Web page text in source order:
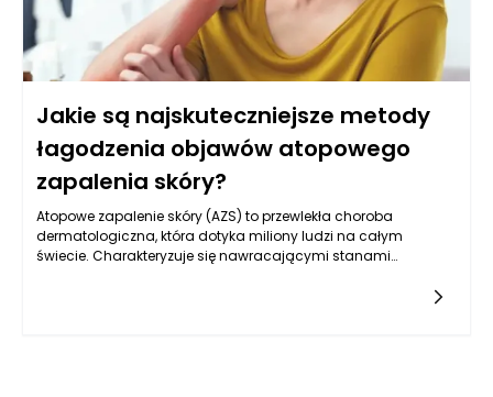
Jakie są najskuteczniejsze metody
łagodzenia objawów atopowego
zapalenia skóry?
Atopowe zapalenie skóry (AZS) to przewlekła choroba
dermatologiczna, która dotyka miliony ludzi na całym
świecie. Charakteryzuje się nawracającymi stanami